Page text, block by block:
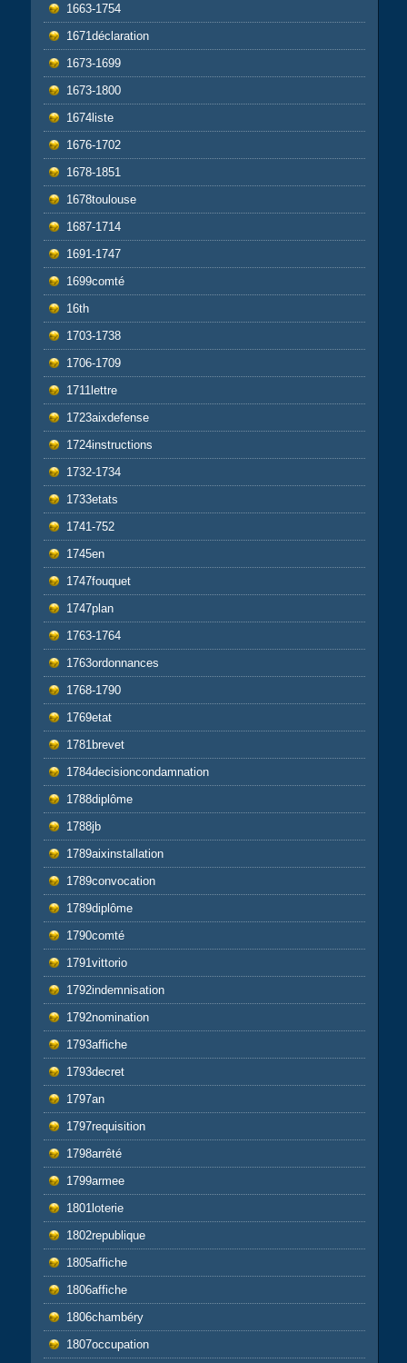
1663-1754
1671déclaration
1673-1699
1673-1800
1674liste
1676-1702
1678-1851
1678toulouse
1687-1714
1691-1747
1699comté
16th
1703-1738
1706-1709
1711lettre
1723aixdefense
1724instructions
1732-1734
1733etats
1741-752
1745en
1747fouquet
1747plan
1763-1764
1763ordonnances
1768-1790
1769etat
1781brevet
1784decisioncondamnation
1788diplôme
1788jb
1789aixinstallation
1789convocation
1789diplôme
1790comté
1791vittorio
1792indemnisation
1792nomination
1793affiche
1793decret
1797an
1797requisition
1798arrêté
1799armee
1801loterie
1802republique
1805affiche
1806affiche
1806chambéry
1807occupation